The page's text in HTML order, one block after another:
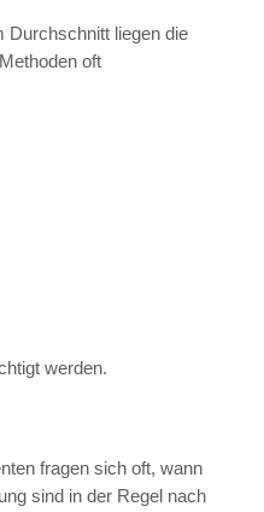
Durchschnitt liegen die
oft
werden.
fragen sich oft, wann
sind in der Regel nach